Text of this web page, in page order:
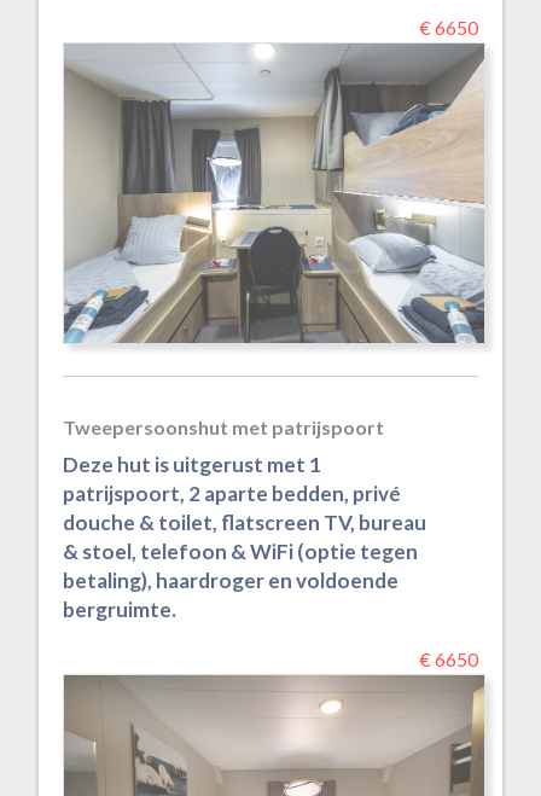
€ 6650
Tweepersoonshut met patrijspoort
Deze hut is uitgerust met 1
patrijspoort, 2 aparte bedden, privé
douche & toilet, flatscreen TV, bureau
& stoel, telefoon & WiFi (optie tegen
betaling), haardroger en voldoende
bergruimte.
€ 6650